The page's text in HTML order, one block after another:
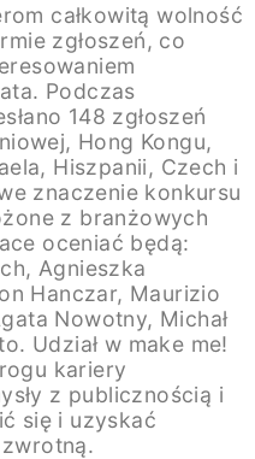
całkowitą wolność
zgłoszeń, co
Podczas
148 zgłoszeń
Hong Kongu,
Hiszpanii, Czech i
znaczenie konkursu
z branżowych
oceniać będą:
Agnieszka
Hanczar, Maurizio
Nowotny, Michał
Udział w make me!
kariery
z publicznością i
się i uzyskać